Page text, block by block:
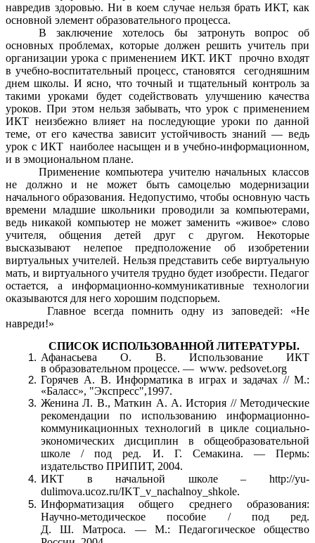
навредив здоровью. Ни в коем случае нельзя брать ИКТ, как
основной элемент образовательного процесса.
В заключение хотелось бы затронуть вопрос об
основных проблемах, которые должен решить учитель при
организации урока с применением ИКТ. ИКТ прочно входят
в учебно-воспитательный процесс, становятся сегодняшним
днем школы. И ясно, что точный и тщательный контроль за
такими уроками будет содействовать улучшению качества
уроков. При этом нельзя забывать, что урок с применением
ИКТ неизбежно влияет на последующие уроки по данной
теме, от его качества зависит устойчивость знаний — ведь
урок с ИКТ наиболее насыщен и в учебно-информационном,
и в эмоциональном плане.
Применение компьютера учителю начальных классов
не должно и не может быть самоцелью модернизации
начального образования. Недопустимо, чтобы основную часть
времени младшие школьники проводили за компьютерами,
ведь никакой компьютер не может заменить «живое» слово
учителя, общения детей друг с другом. Некоторые
высказывают нелепое предположение об изобретении
виртуальных учителей. Нельзя представить себе виртуальную
мать, и виртуального учителя трудно будет изобрести. Педагог
остается, а информационно-коммуникативные технологии
оказываются для него хорошим подспорьем.
Главное всегда помнить одну из заповедей: «Не
навреди!»
СПИСОК ИСПОЛЬЗОВАННОЙ ЛИТЕРАТУРЫ.
Афанасьева О. В. Использование ИКТ
в образовательном процессе. — www. pedsovet.org
Горячев А. В. Информатика в играх и задачах // М.:
«Баласс», "Экспресс",1997.
Женина Л. В., Маткин А. А. История // Методические
рекомендации по использованию информационно-
коммуникационных технологий в цикле социально-
экономических дисциплин в общеобразовательной
школе / под ред. И. Г. Семакина. — Пермь:
издательство ПРИПИТ, 2004.
ИКТ в начальной школе – http://yu-
dulimova.ucoz.ru/IKT_v_nachalnoy_shkole.
Информатизация общего среднего образования:
Научно-методическое пособие / под ред.
Д. Ш. Матроса. — М.: Педагогическое общество